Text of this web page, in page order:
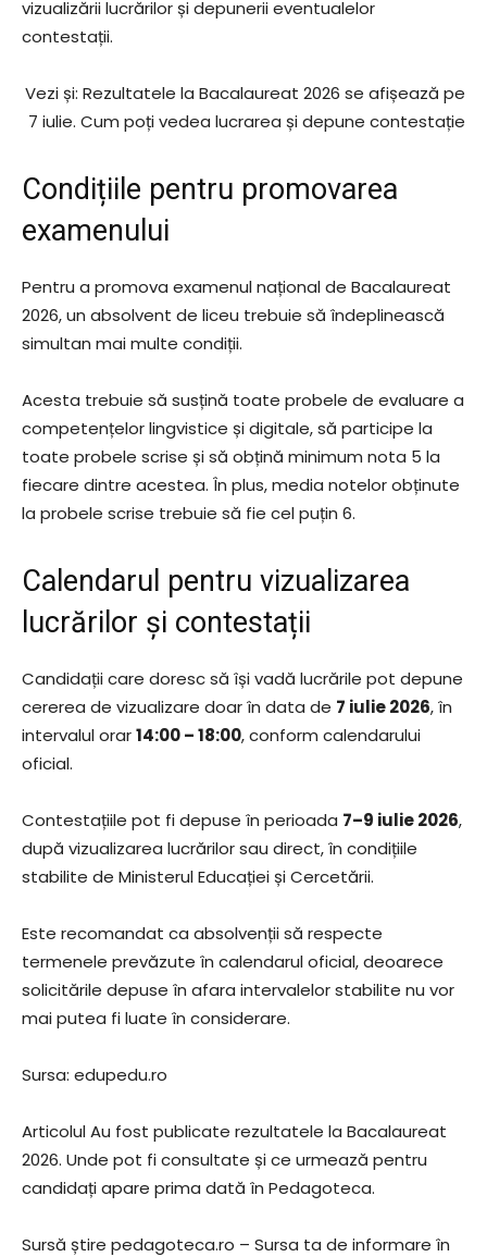
vizualizării lucrărilor și depunerii eventualelor
contestații.
Vezi și: Rezultatele la Bacalaureat 2026 se afișează pe
7 iulie. Cum poți vedea lucrarea și depune contestație
Condițiile pentru promovarea
examenului
Pentru a promova examenul național de Bacalaureat
2026, un absolvent de liceu trebuie să îndeplinească
simultan mai multe condiții.
Acesta trebuie să susțină toate probele de evaluare a
competențelor lingvistice și digitale, să participe la
toate probele scrise și să obțină minimum nota 5 la
fiecare dintre acestea. În plus, media notelor obținute
la probele scrise trebuie să fie cel puțin 6.
Calendarul pentru vizualizarea
lucrărilor și contestații
Candidații care doresc să își vadă lucrările pot depune
cererea de vizualizare doar în data de 7 iulie 2026, în
intervalul orar14:00 – 18:00, conform calendarului
oficial.
Contestațiile pot fi depuse în perioada 7–9 iulie 2026,
după vizualizarea lucrărilor sau direct, în condițiile
stabilite de Ministerul Educației și Cercetării.
Este recomandat ca absolvenții să respecte
termenele prevăzute în calendarul oficial, deoarece
solicitările depuse în afara intervalelor stabilite nu vor
mai putea fi luate în considerare.
Sursa: edupedu.ro
Articolul Au fost publicate rezultatele la Bacalaureat
2026. Unde pot fi consultate și ce urmează pentru
candidați apare prima dată în Pedagoteca.
Sursă știre pedagoteca.ro – Sursa ta de informare în